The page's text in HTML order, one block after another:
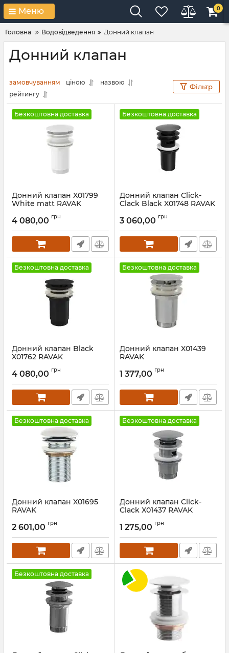
Меню 0
Головна Водовідведення Донний клапан
Донний клапан
замовчуванням ціною
назвою
рейтингу
Фільтр
Безкоштовна доставка
Донний клапан X01799
White matt RAVAK
4 080,00 грн
Безкоштовна доставка
Донний клапан Click-
Clack Black X01748 RAVAK
3 060,00 грн
Безкоштовна доставка
Донний клапан Black
X01762 RAVAK
4 080,00 грн
Безкоштовна доставка
Донний клапан X01439
RAVAK
1 377,00 грн
Безкоштовна доставка
Донний клапан X01695
RAVAK
2 601,00 грн
Безкоштовна доставка
Донний клапан Click-
Clack X01437 RAVAK
1 275,00 грн
Безкоштовна доставка